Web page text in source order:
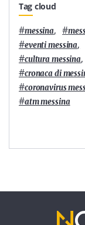
Tag cloud
#messina, #
#eventi messina,
#cultura messina,
#cronaca di
#coronavirus
#atm messina